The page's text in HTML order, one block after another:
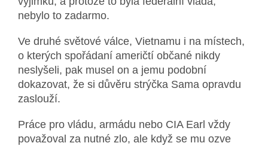
nebylo to zadarmo.
Ve druhé světové válce, Vietnamu i na místech,
o kterých spořádaní američtí občané nikdy
neslyšeli, pak musel on a jemu podobní
dokazovat, že si důvěru strýčka Sama opravdu
zaslouží.
Práce pro vládu, armádu nebo CIA Earl vždy
považoval za nutné zlo, ale když se mu ozve